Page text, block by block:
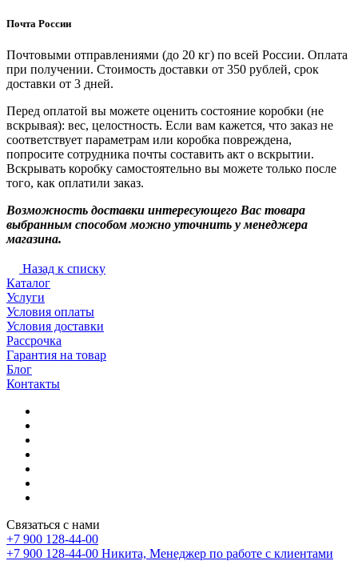
Почта России
Почтовыми отправлениями (до 20 кг) по всей России. Оплата
при получении. Стоимость доставки от 350 рублей, срок
доставки от 3 дней.
Перед оплатой вы можете оценить состояние коробки (не
вскрывая): вес, целостность. Если вам кажется, что заказ не
соответствует параметрам или коробка повреждена,
попросите сотрудника почты составить акт о вскрытии.
Вскрывать коробку самостоятельно вы можете только после
того, как оплатили заказ.
Возможность доставки интересующего Вас товара
выбранным способом можно уточнить у менеджера
магазина.
Назад к списку
Каталог
Услуги
Условия оплаты
Условия доставки
Рассрочка
Гарантия на товар
Блог
Контакты
Связаться с нами
+7 900 128-44-00
+7 900 128-44-00 Никита, Менеджер по работе с клиентами